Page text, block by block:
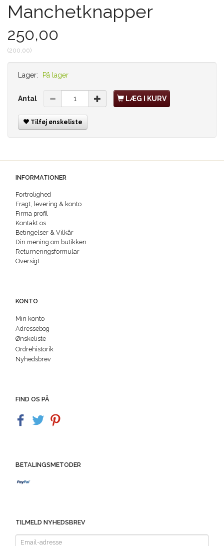
Manchetknapper
250,00
(200,00)
Lager: På lager
Antal LÆG I KURV
Tilføj ønskeliste
INFORMATIONER
Fortrolighed
Fragt, levering & konto
Firma profil
Kontakt os
Betingelser & Vilkår
Din mening om butikken
Returneringsformular
Oversigt
KONTO
Min konto
Adressebog
Ønskeliste
Ordrehistorik
Nyhedsbrev
FIND OS PÅ
BETALINGSMETODER
TILMELD NYHEDSBREV
Email-